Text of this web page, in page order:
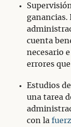
ganancias.
cuenta
necesario
errores
Estudios
una tarea
con la